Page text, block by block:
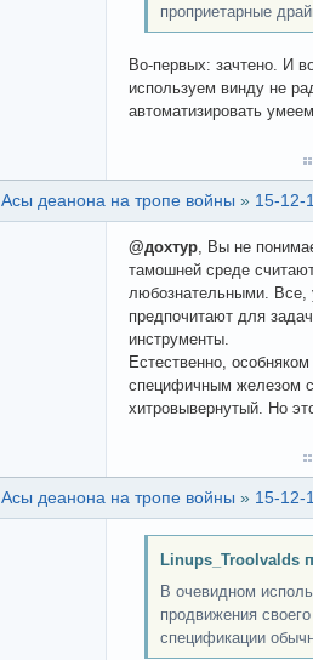
проприетарные
Во-первых: зачтено. И
используем винду не
автоматизировать
Асы деанона на тропе войны » 15-12-
@дохтур , Вы не
тамошней среде
любознательными. Все,
предпочитают для
инструменты.
Естественно,
специфичным железом
хитровывернутый. Но
Асы деанона на тропе войны » 15-12-
Linups_Troolvalds
В очевидном
продвижения
спецификации